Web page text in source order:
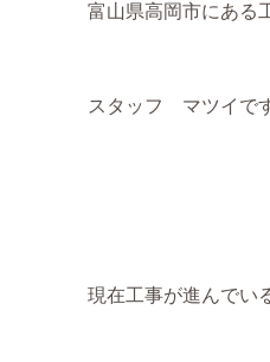
富山県高岡市にあ
スタッフ マツイで
現在工事が進んでい